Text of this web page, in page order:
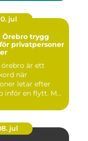
jul
trygg
privatpersoner
är ett
när
letar efter
inför en flytt. M...
jul